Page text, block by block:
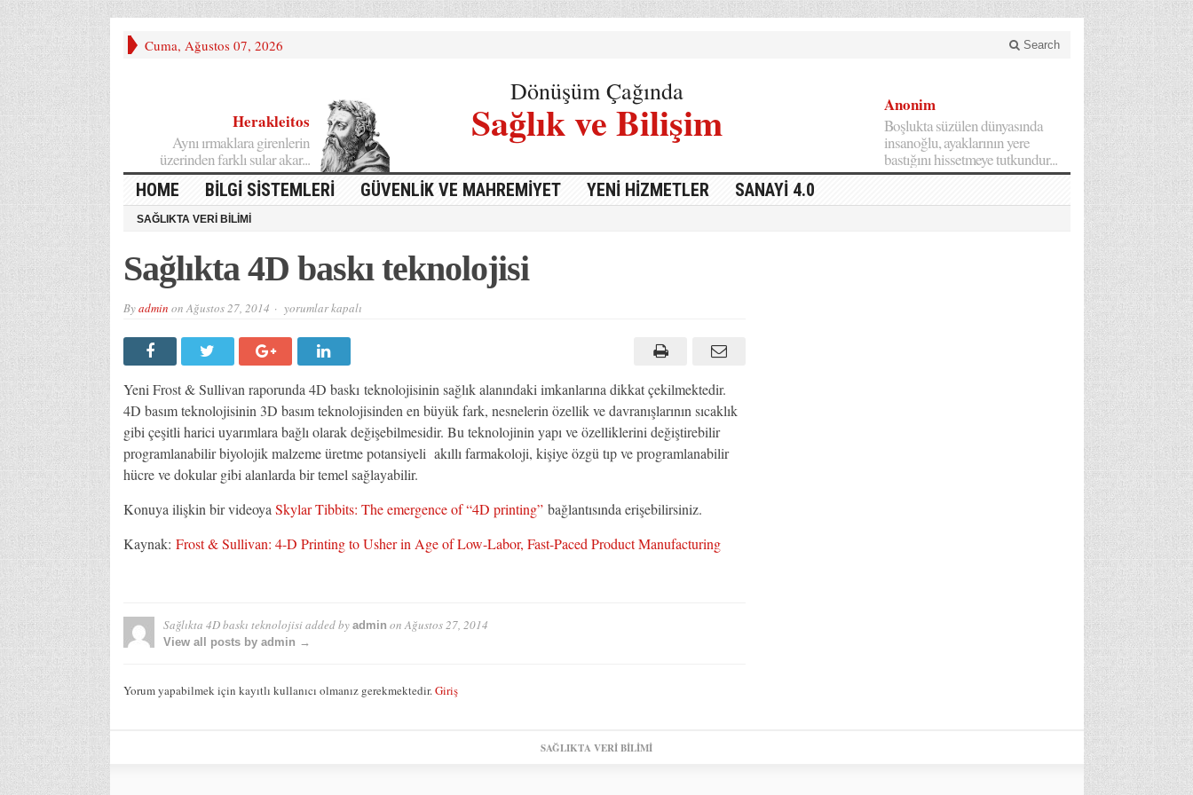
Cuma, Ağustos 07, 2026 Search
Herakleitos
Aynı ırmaklara girenlerin
üzerinden farklı sular akar...
Dönüşüm Çağında
Sağlık ve Bilişim Anonim
Boşlukta süzülen dünyasında
insanoğlu, ayaklarının yere
bastığını hissetmeye tutkundur...
HOME BILGI SISTEMLERI GÜVENLIK VE MAHREMIYET YENI HIZMETLER SANAYI 4.0
SAĞLIKTA VERI BILIMI
Sağlıkta 4D baskı teknolojisi
Byadmin onAğustos 27, 2014 Sağlıkta
4D
teknolojisi
yorumlar kapalı
Yeni Frost & Sullivan raporunda 4D baskı teknolojisinin sağlık alanındaki imkanlarına dikkat çekilmektedir.
4D basım teknolojisinin 3D basım teknolojisinden en büyük fark, nesnelerin özellik ve davranışlarının sıcaklık
gibi çeşitli harici uyarımlara bağlı olarak değişebilmesidir. Bu teknolojinin yapı ve özelliklerini değiştirebilir
programlanabilir biyolojik malzeme üretme potansiyeli akıllı farmakoloji, kişiye özgü tıp ve programlanabilir
hücre ve dokular gibi alanlarda bir temel sağlayabilir.
Konuya ilişkin bir videoya Skylar Tibbits: The emergence of “4D printing”bağlantısında erişebilirsiniz.
Kaynak: Frost & Sullivan: 4-D Printing to Usher in Age of Low-Labor, Fast-Paced Product Manufacturing
Sağlıkta 4D baskı teknolojisiadded by admin onAğustos 27, 2014
View all posts by admin →
Yorum yapabilmek için kayıtlı kullanıcı olmanız gerekmektedir.Giriş
SAĞLIKTA VERI BILIMI